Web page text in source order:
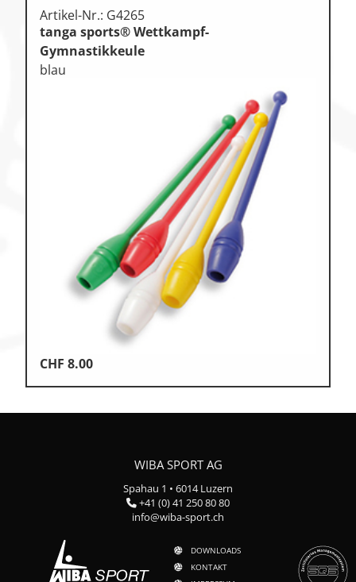
Artikel-Nr.: G4265
tanga sports® Wettkampf-
Gymnastikkeule
blau
CHF 8.00
WIBA SPORT AG
Spahau 1 • 6014 Luzern
+41 (0) 41 250 80 80
info@wiba-sport.ch
DOWNLOADS
KONTAKT